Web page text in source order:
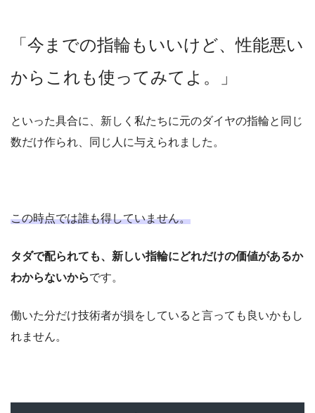
「今までの指輪もいいけど、性能悪い
からこれも使ってみてよ。」
といった具合に、新しく私たちに元のダイヤの指輪と同じ
数だけ作られ、同じ人に与えられました。
この時点では誰も得していません。
タダで配られても、新しい指輪にどれだけの価値があるか
わからないからです。
働いた分だけ技術者が損をしていると言っても良いかもし
れません。